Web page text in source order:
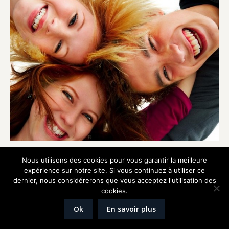
RéalisationGraphik'up
Mentions légales
Nous utilisons des cookies pour vous garantir la meilleure
expérience sur notre site. Si vous continuez à utiliser ce
dernier, nous considérerons que vous acceptez l'utilisation des
cookies.
Ok En savoir plus